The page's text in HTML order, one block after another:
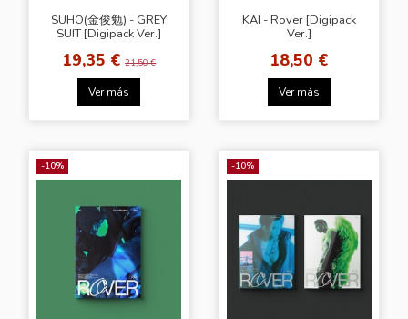
SUHO(金俊勉) - GREY
SUIT [Digipack Ver.]
19,35 €21,50 €
Ver más
KAI - Rover [Digipack
Ver.]
18,50 €
Ver más
-10% -10%